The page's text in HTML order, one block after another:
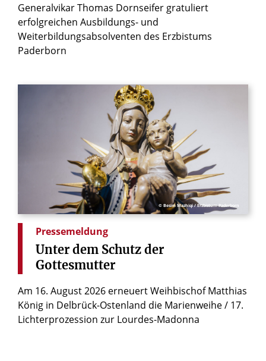
Generalvikar Thomas Dornseifer gratuliert
erfolgreichen Ausbildungs- und
Weiterbildungsabsolventen des Erzbistums
Paderborn
© Besim Mazhiqi / Erzbistum Paderborn
Pressemeldung
Unter dem Schutz der
Gottesmutter
Am 16. August 2026 erneuert Weihbischof Matthias
König in Delbrück-Ostenland die Marienweihe / 17.
Lichterprozession zur Lourdes-Madonna